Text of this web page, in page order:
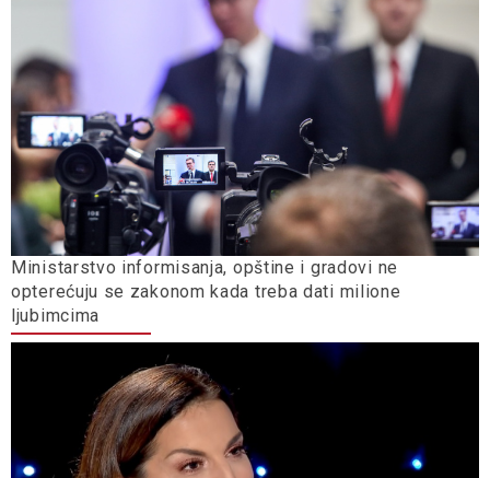
Ministarstvo informisanja, opštine i gradovi ne
opterećuju se zakonom kada treba dati milione
ljubimcima